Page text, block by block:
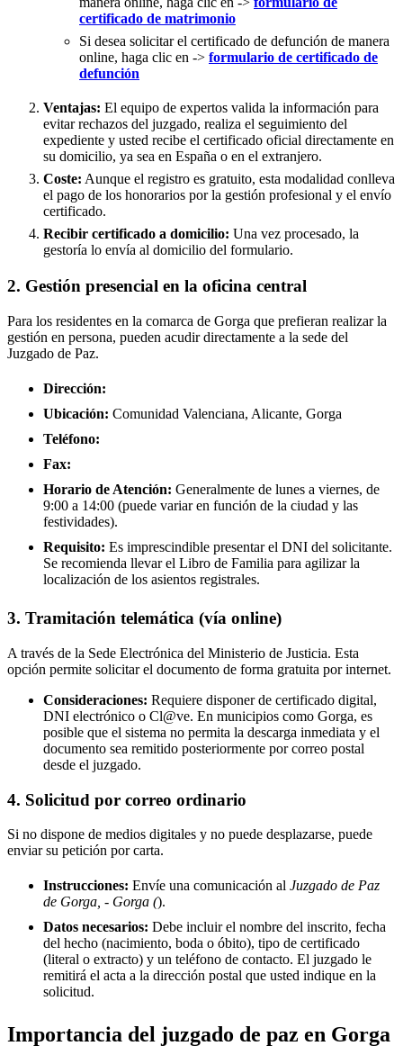
certificado de matrimonio
Si desea solicitar el certificado de defunción de manera
online, haga clic en -> formulario de certificado de
defunción
Ventajas: El equipo de expertos valida la información para
evitar rechazos del juzgado, realiza el seguimiento del
expediente y usted recibe el certificado oficial directamente en
su domicilio, ya sea en España o en el extranjero.
Coste: Aunque el registro es gratuito, esta modalidad conlleva
el pago de los honorarios por la gestión profesional y el envío
certificado.
Recibir certificado a domicilio: Una vez procesado, la
gestoría lo envía al domicilio del formulario.
2. Gestión presencial en la oficina central
Para los residentes en la comarca de Gorga que prefieran realizar la
gestión en persona, pueden acudir directamente a la sede del
Juzgado de Paz.
Dirección:
Ubicación: Comunidad Valenciana, Alicante, Gorga
Teléfono:
Fax:
Horario de Atención: Generalmente de lunes a viernes, de
9:00 a 14:00 (puede variar en función de la ciudad y las
festividades).
Requisito: Es imprescindible presentar el DNI del solicitante.
Se recomienda llevar el Libro de Familia para agilizar la
localización de los asientos registrales.
3. Tramitación telemática (vía online)
A través de la Sede Electrónica del Ministerio de Justicia. Esta
opción permite solicitar el documento de forma gratuita por internet.
Consideraciones: Requiere disponer de certificado digital,
DNI electrónico o Cl@ve. En municipios como Gorga, es
posible que el sistema no permita la descarga inmediata y el
documento sea remitido posteriormente por correo postal
desde el juzgado.
4. Solicitud por correo ordinario
Si no dispone de medios digitales y no puede desplazarse, puede
enviar su petición por carta.
Instrucciones: Envíe una comunicación al Juzgado de Paz
de Gorga, - Gorga ().
Datos necesarios: Debe incluir el nombre del inscrito, fecha
del hecho (nacimiento, boda o óbito), tipo de certificado
(literal o extracto) y un teléfono de contacto. El juzgado le
remitirá el acta a la dirección postal que usted indique en la
solicitud.
Importancia del juzgado de paz en Gorga